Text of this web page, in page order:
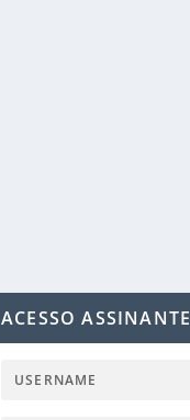
ACESSO ASSINANTE